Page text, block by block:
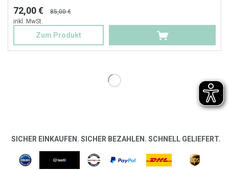
72,00 €
85,00 €
inkl. MwSt.
Zum Produkt
SICHER EINKAUFEN. SICHER BEZAHLEN. SCHNELL GELIEFERT.